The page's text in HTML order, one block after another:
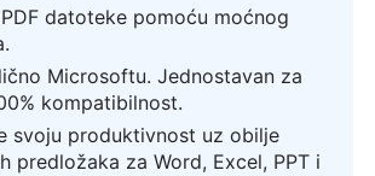
datoteke pomoću moćnog
Microsoftu. Jednostavan za
kompatibilnost.
svoju produktivnost uz obilje
predložaka za Word, Excel, PPT i